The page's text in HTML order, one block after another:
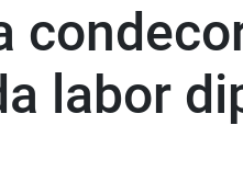
labor